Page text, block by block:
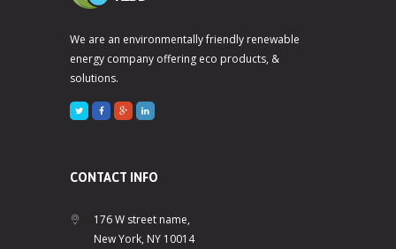
We are an environmentally friendly renewable
energy company offering eco products, &
solutions.
CONTACT INFO
176 W street name,
New York, NY 10014